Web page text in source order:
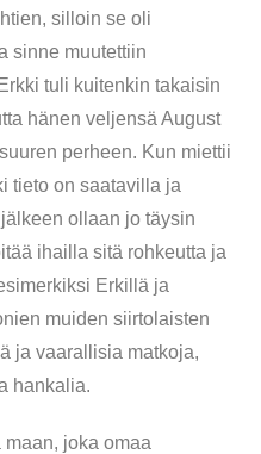
silloin se oli
sinne muutettiin
tuli kuitenkin takaisin
hänen veljensä August
perheen. Kun miettii
tieto on saatavilla ja
ollaan jo täysin
ihailla sitä rohkeutta ja
Erkillä ja
muiden siirtolaisten
ja vaarallisia matkoja,
hankalia.
joka omaa